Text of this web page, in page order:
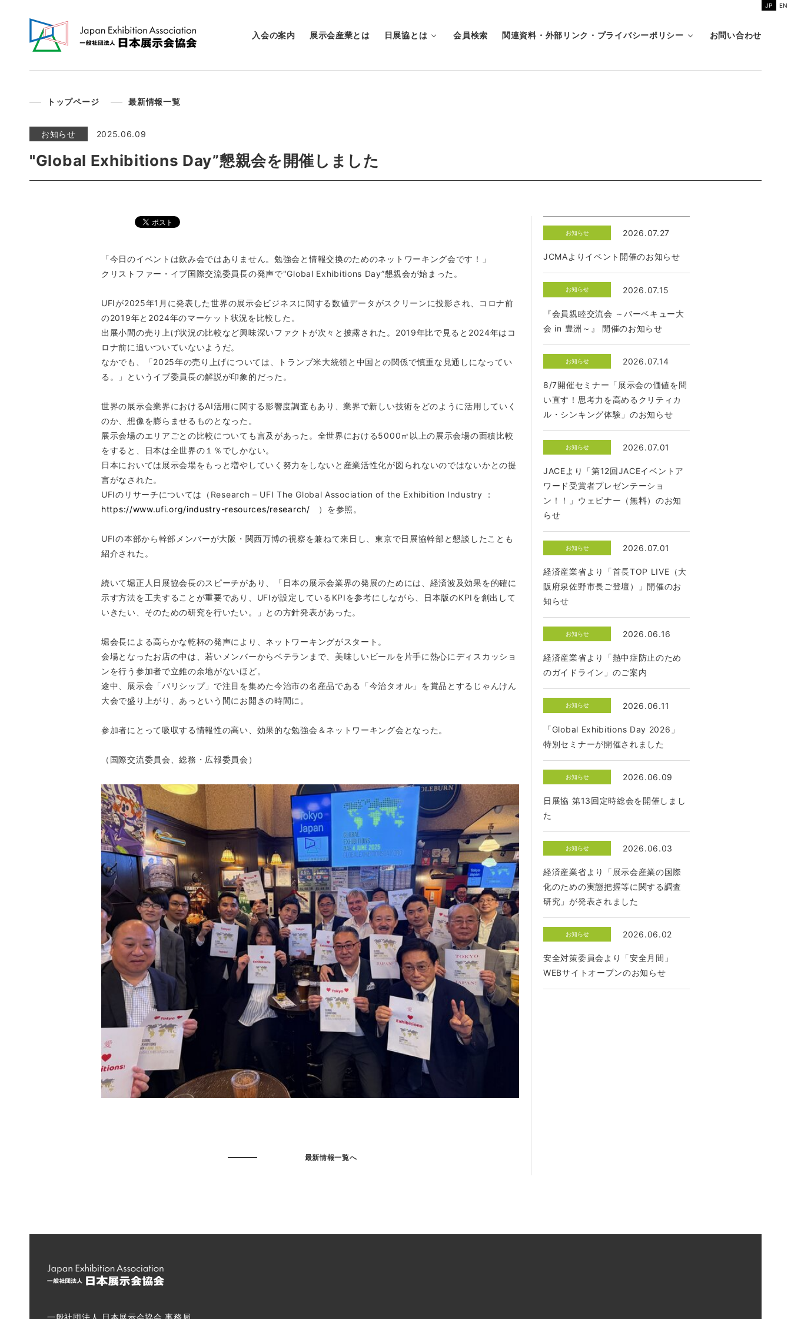
入会の案内 展示会産業とは 日展協とは 会員検索 関連資料・外部リンク・プライバシーポリシー お問い合わせ
JP EN
トップページ 最新情報一覧
お知らせ 2025.06.09
"Global Exhibitions Day”懇親会を開催しました
「今日のイベントは飲み会ではありません。勉強会と情報交換のためのネットワーキング会です！」
クリストファー・イブ国際交流委員長の発声で"Global Exhibitions Day”懇親会が始まった。
UFIが2025年1月に発表した世界の展示会ビジネスに関する数値データがスクリーンに投影され、コロナ前
の2019年と2024年のマーケット状況を比較した。
出展小間の売り上げ状況の比較など興味深いファクトが次々と披露された。2019年比で見ると2024年はコ
ロナ前に追いついていないようだ。
なかでも、「2025年の売り上げについては、トランプ米大統領と中国との関係で慎重な見通しになってい
る。」というイブ委員長の解説が印象的だった。
世界の展示会業界におけるAI活用に関する影響度調査もあり、業界で新しい技術をどのように活用していく
のか、想像を膨らませるものとなった。
展示会場のエリアごとの比較についても言及があった。全世界における5000㎡以上の展示会場の面積比較
をすると、日本は全世界の１％でしかない。
日本においては展示会場をもっと増やしていく努力をしないと産業活性化が図られないのではないかとの提
言がなされた。
UFIのリサーチについては（Research – UFI The Global Association of the Exhibition Industry ：
https://www.ufi.org/industry-resources/research/ ）を参照。
UFIの本部から幹部メンバーが大阪・関西万博の視察を兼ねて来日し、東京で日展協幹部と懇談したことも
紹介された。
続いて堀正人日展協会長のスピーチがあり、「日本の展示会業界の発展のためには、経済波及効果を的確に
示す方法を工夫することが重要であり、UFIが設定しているKPIを参考にしながら、日本版のKPIを創出して
いきたい、そのための研究を行いたい。」との方針発表があった。
堀会長による高らかな乾杯の発声により、ネットワーキングがスタート。
会場となったお店の中は、若いメンバーからベテランまで、美味しいビールを片手に熱心にディスカッショ
ンを行う参加者で立錐の余地がないほど。
途中、展示会「バリシップ」で注目を集めた今治市の名産品である「今治タオル」を賞品とするじゃんけん
大会で盛り上がり、あっという間にお開きの時間に。
参加者にとって吸収する情報性の高い、効果的な勉強会＆ネットワーキング会となった。
（国際交流委員会、総務・広報委員会）
最新情報一覧へ
お知らせ 2026.07.27
JCMAよりイベント開催のお知らせ
お知らせ 2026.07.15
『会員親睦交流会 ～バーベキュー大
会 in 豊洲～』 開催のお知らせ
お知らせ 2026.07.14
8/7開催セミナー「展示会の価値を問
い直す！思考力を高めるクリティカ
ル・シンキング体験」のお知らせ
お知らせ 2026.07.01
JACEより「第12回JACEイベントア
ワード受賞者プレゼンテーショ
ン！！」ウェビナー（無料）のお知
らせ
お知らせ 2026.07.01
経済産業省より「首長TOP LIVE（大
阪府泉佐野市長ご登壇）」開催のお
知らせ
お知らせ 2026.06.16
経済産業省より「熱中症防止のため
のガイドライン」のご案内
お知らせ 2026.06.11
「Global Exhibitions Day 2026」
特別セミナーが開催されました
お知らせ 2026.06.09
日展協 第13回定時総会を開催しまし
た
お知らせ 2026.06.03
経済産業省より「展示会産業の国際
化のための実態把握等に関する調査
研究」が発表されました
お知らせ 2026.06.02
安全対策委員会より「安全月間」
WEBサイトオープンのお知らせ
一般社団法人 日本展示会協会 事務局